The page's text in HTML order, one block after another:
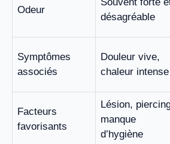
Odeur
désagréable
Symptômes
associés
Douleur vive,
chaleur intense
Facteurs
favorisants
Lésion,
manque
d’hygiène